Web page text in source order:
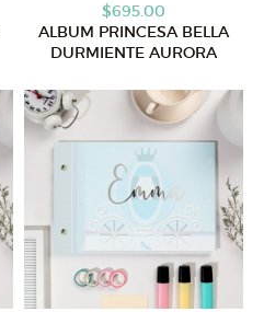
$695.00
ALBUM PRINCESA BELLA
DURMIENTE AURORA